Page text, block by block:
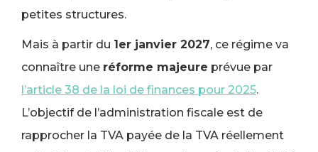
petites structures.
Mais à partir du 1er janvier 2027, ce régime va
connaître une réforme majeure prévue par
l’article 38 de la loi de finances pour 2025.
L’objectif de l’administration fiscale est de
rapprocher la TVA payée de la TVA réellement